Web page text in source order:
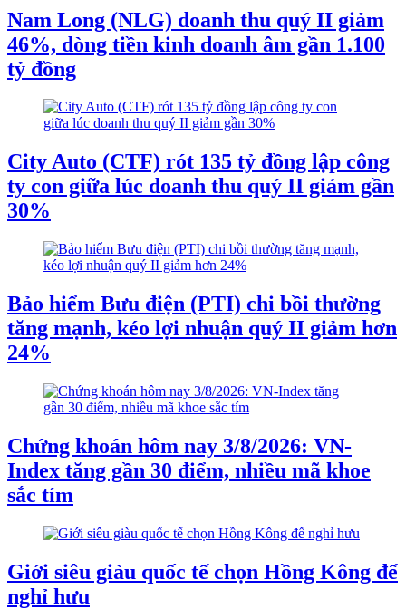
Nam Long (NLG) doanh thu quý II giảm
46%, dòng tiền kinh doanh âm gần 1.100
tỷ đồng
City Auto (CTF) rót 135 tỷ đồng lập công
ty con giữa lúc doanh thu quý II giảm gần
30%
Bảo hiểm Bưu điện (PTI) chi bồi thường
tăng mạnh, kéo lợi nhuận quý II giảm hơn
24%
Chứng khoán hôm nay 3/8/2026: VN-
Index tăng gần 30 điểm, nhiều mã khoe
sắc tím
Giới siêu giàu quốc tế chọn Hồng Kông để
nghỉ hưu